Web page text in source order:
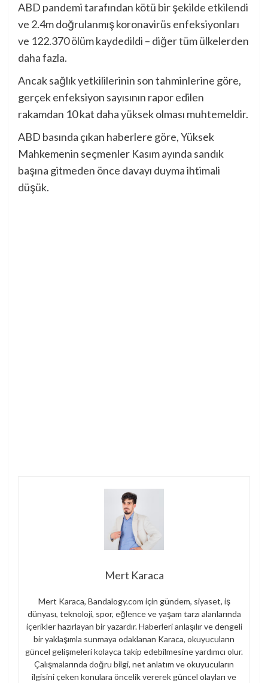
ABD pandemi tarafından kötü bir şekilde etkilendi
ve 2.4m doğrulanmış koronavirüs enfeksiyonları
ve 122.370 ölüm kaydedildi – diğer tüm ülkelerden
daha fazla.
Ancak sağlık yetkililerinin son tahminlerine göre,
gerçek enfeksiyon sayısının rapor edilen
rakamdan 10 kat daha yüksek olması muhtemeldir.
ABD basında çıkan haberlere göre, Yüksek
Mahkemenin seçmenler Kasım ayında sandık
başına gitmeden önce davayı duyma ihtimali
düşük.
Mert Karaca
Mert Karaca, Bandalogy.com için gündem, siyaset, iş
dünyası, teknoloji, spor, eğlence ve yaşam tarzı alanlarında
içerikler hazırlayan bir yazardır. Haberleri anlaşılır ve dengeli
bir yaklaşımla sunmaya odaklanan Karaca, okuyucuların
güncel gelişmeleri kolayca takip edebilmesine yardımcı olur.
Çalışmalarında doğru bilgi, net anlatım ve okuyucuların
ilgisini çeken konulara öncelik vererek güncel olayları ve